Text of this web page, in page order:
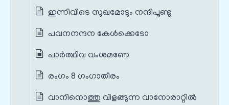
ഇന്നിവിടെ സുഖമോടും നന്ദിപൂണ്ടു
പവനനന്ദന കേൾക്കെടോ
പാർത്ഥിവ വംശമണേ
രംഗം 8 ഗംഗാതീരം
വാനിനൊത്തു വിളങ്ങുന്ന വാനോരാറ്റിൽ